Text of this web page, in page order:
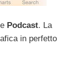
Podcast. La
in perfetto